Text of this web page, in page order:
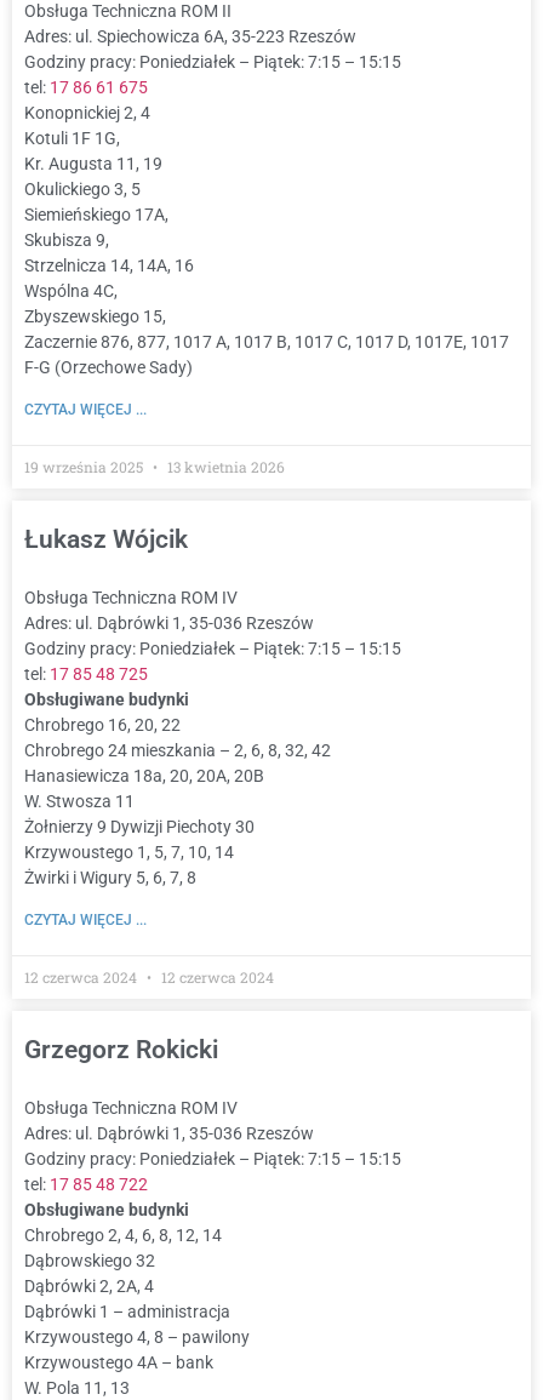
Obsługa Techniczna ROM II
Adres: ul. Spiechowicza 6A, 35-223 Rzeszów
Godziny pracy: Poniedziałek – Piątek: 7:15 – 15:15
tel: 17 86 61 675
Konopnickiej 2, 4
Kotuli 1F 1G,
Kr. Augusta 11, 19
Okulickiego 3, 5
Siemieńskiego 17A,
Skubisza 9,
Strzelnicza 14, 14A, 16
Wspólna 4C,
Zbyszewskiego 15,
Zaczernie 876, 877, 1017 A, 1017 B, 1017 C, 1017 D, 1017E, 1017
F-G (Orzechowe Sady)
CZYTAJ WIĘCEJ ...
19 września 2025 13 kwietnia 2026
Łukasz Wójcik
Obsługa Techniczna ROM IV
Adres: ul. Dąbrówki 1, 35-036 Rzeszów
Godziny pracy: Poniedziałek – Piątek: 7:15 – 15:15
tel: 17 85 48 725
Obsługiwane budynki
Chrobrego 16, 20, 22
Chrobrego 24 mieszkania – 2, 6, 8, 32, 42
Hanasiewicza 18a, 20, 20A, 20B
W. Stwosza 11
Żołnierzy 9 Dywizji Piechoty 30
Krzywoustego 1, 5, 7, 10, 14
Żwirki i Wigury 5, 6, 7, 8
CZYTAJ WIĘCEJ ...
12 czerwca 2024 12 czerwca 2024
Grzegorz Rokicki
Obsługa Techniczna ROM IV
Adres: ul. Dąbrówki 1, 35-036 Rzeszów
Godziny pracy: Poniedziałek – Piątek: 7:15 – 15:15
tel: 17 85 48 722
Obsługiwane budynki
Chrobrego 2, 4, 6, 8, 12, 14
Dąbrowskiego 32
Dąbrówki 2, 2A, 4
Dąbrówki 1 – administracja
Krzywoustego 4, 8 – pawilony
Krzywoustego 4A – bank
W. Pola 11, 13